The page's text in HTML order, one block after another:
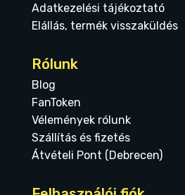
Adatkezelési tájékoztató
Elállás, termék visszaküldés
Rólunk
Blog
FanToken
Vélemények rólunk
Szállítás és fizetés
Átvételi Pont (Debrecen)